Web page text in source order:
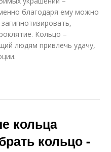
благодаря ему можно
Кольцо –
людям привлечь удачу,
кольца
кольцо -